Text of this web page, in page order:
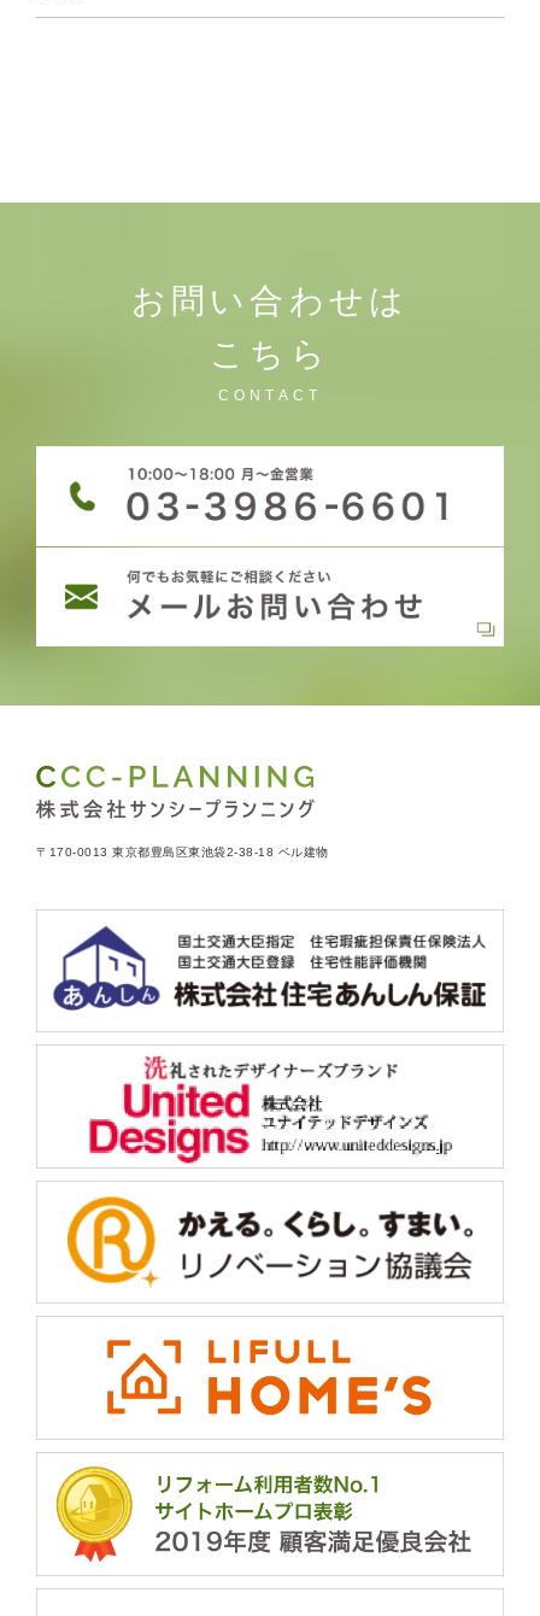
お問い合わせは
こちら
CONTACT
〒170-0013 東京都豊島区東池袋2-38-18 ベル建物